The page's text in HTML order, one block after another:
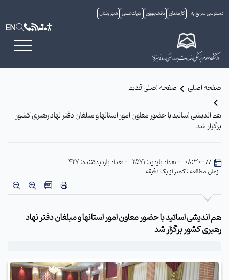
دسترسی سریع به: کارمندان دانشجویان هیات علمی شهروندان
EN
صفحه اصلی صفحه اصلی قدیم
هم اندیشی اساتید با حضور معاون امور استانها و مبلغان دفتر نهاد رهبری کشور
برگزار شد
// - 08:30 - تعداد بازدید: 2571
- تعداد بازدیدکننده: 427
زمان مطالعه : کمتر از یک دقیقه
هم اندیشی اساتید با حضور معاون امور استانها و مبلغان دفتر نهاد
رهبری کشور برگزار شد